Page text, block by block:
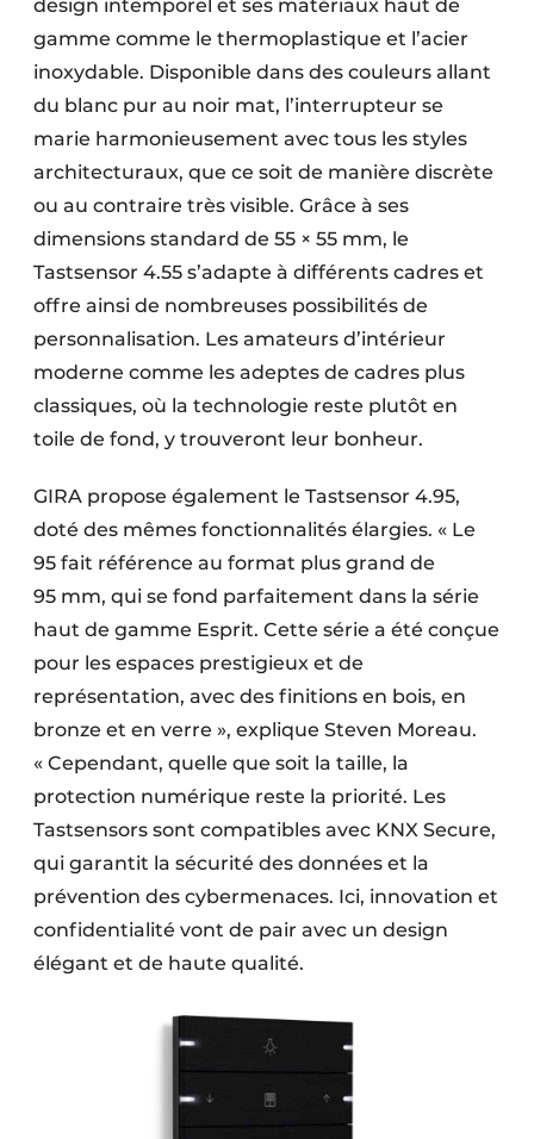
design intemporel et ses matériaux haut de
gamme comme le thermoplastique et l’acier
inoxydable. Disponible dans des couleurs allant
du blanc pur au noir mat, l’interrupteur se
marie harmonieusement avec tous les styles
architecturaux, que ce soit de manière discrète
ou au contraire très visible. Grâce à ses
dimensions standard de 55 × 55 mm, le
Tastsensor 4.55 s’adapte à différents cadres et
offre ainsi de nombreuses possibilités de
personnalisation. Les amateurs d’intérieur
moderne comme les adeptes de cadres plus
classiques, où la technologie reste plutôt en
toile de fond, y trouveront leur bonheur.
GIRA propose également le Tastsensor 4.95,
doté des mêmes fonctionnalités élargies. « Le
95 fait référence au format plus grand de
95 mm, qui se fond parfaitement dans la série
haut de gamme Esprit. Cette série a été conçue
pour les espaces prestigieux et de
représentation, avec des finitions en bois, en
bronze et en verre », explique Steven Moreau.
« Cependant, quelle que soit la taille, la
protection numérique reste la priorité. Les
Tastsensors sont compatibles avec KNX Secure,
qui garantit la sécurité des données et la
prévention des cybermenaces. Ici, innovation et
confidentialité vont de pair avec un design
élégant et de haute qualité.